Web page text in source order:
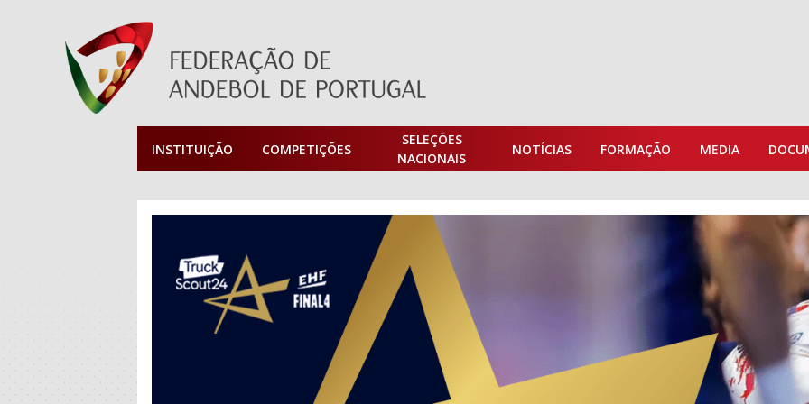
INSTITUIÇÃO COMPETIÇÕES
SELEÇÕES
NACIONAIS
NOTÍCIAS FORMAÇÃO MEDIA